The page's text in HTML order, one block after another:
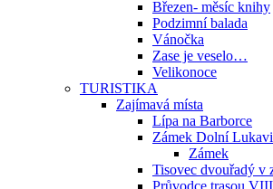
Březen- měsíc knihy
Podzimní balada
Vánočka
Zase je veselo…
Velikonoce
TURISTIKA
Zajímavá místa
Lípa na Barborce
Zámek Dolní
Zámek
Tisovec dvouřadý v
Průvodce trasou